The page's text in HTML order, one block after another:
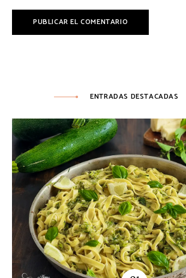
ENTRADAS DESTACADAS